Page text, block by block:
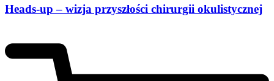
Heads-up – wizja przyszłości chirurgii okulistycznej